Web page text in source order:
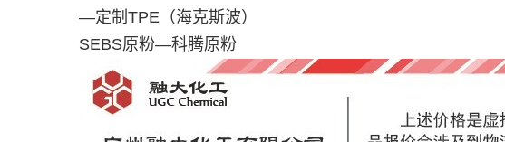
—定制 TPE （海克斯波）
SEBS原粉—科腾原粉